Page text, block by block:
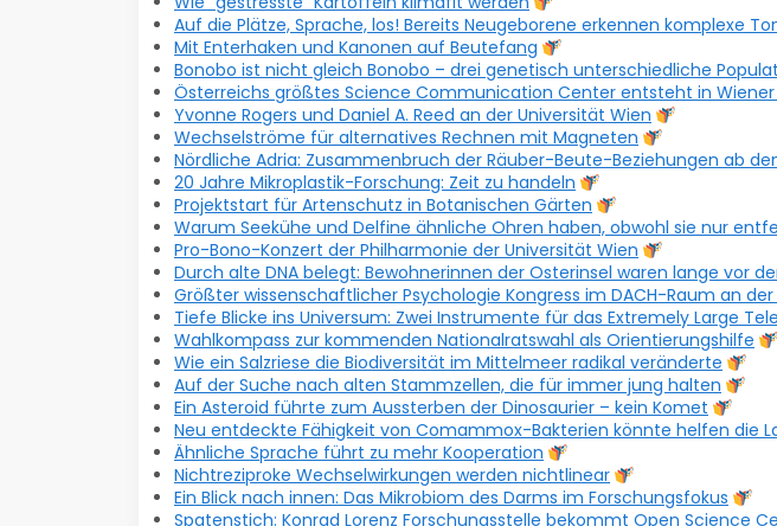
Auf die Plätze, Sprache, los! Bereits Neugeborene erkennen komplexe
Mit Enterhaken und Kanonen auf Beutefang
Bonobo ist nicht gleich Bonobo – drei genetisch unterschiedliche
Österreichs größtes Science Communication Center entsteht in
Yvonne Rogers und Daniel A. Reed an der Universität Wien
Wechselströme für alternatives Rechnen mit Magneten
Nördliche Adria: Zusammenbruch der Räuber-Beute-Beziehungen ab
20 Jahre Mikroplastik-Forschung: Zeit zu handeln
Projektstart für Artenschutz in Botanischen Gärten
Warum Seekühe und Delfine ähnliche Ohren haben, obwohl sie nur
Pro-Bono-Konzert der Philharmonie der Universität Wien
Durch alte DNA belegt: Bewohnerinnen der Osterinsel waren lange vor
Größter wissenschaftlicher Psychologie Kongress im DACH-Raum an
Tiefe Blicke ins Universum: Zwei Instrumente für das Extremely Large
Wahlkompass zur kommenden Nationalratswahl als Orientierungshilfe
Wie ein Salzriese die Biodiversität im Mittelmeer radikal veränderte
Auf der Suche nach alten Stammzellen, die für immer jung halten
Ein Asteroid führte zum Aussterben der Dinosaurier – kein Komet
Neu entdeckte Fähigkeit von Comammox-Bakterien könnte helfen die
Ähnliche Sprache führt zu mehr Kooperation
Nichtreziproke Wechselwirkungen werden nichtlinear
Ein Blick nach innen: Das Mikrobiom des Darms im Forschungsfokus
Spatenstich: Konrad Lorenz Forschungsstelle bekommt Open Science